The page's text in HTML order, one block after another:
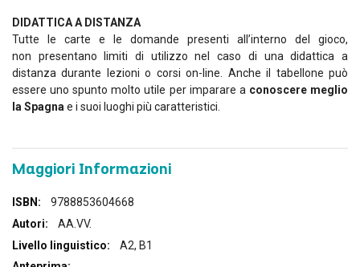
DIDATTICA A DISTANZA
Tutte le carte e le domande presenti all’interno del gioco,
non presentano limiti di utilizzo nel caso di una didattica a
distanza durante lezioni o corsi on-line. Anche il tabellone può
essere uno spunto molto utile per imparare a conoscere meglio
la Spagna e i suoi luoghi più caratteristici.
Maggiori Informazioni
Maggiori
Informazioni
9788853604668
AA.VV.
A2, B1